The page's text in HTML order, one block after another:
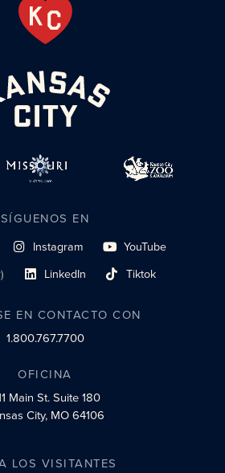
SÍGUENOS EN
Instagram
enlace de perfil social YouTube
enlace de perfil social
social LinkedIn
enlace al perfil social Tiktok
enlace al perfil social
EN CONTACTO CON
1.800.767.7700
OFICINA
Main St.Suite 180
City, MO 64106
LOS VISITANTES